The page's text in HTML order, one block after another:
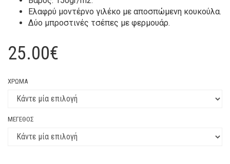
Ελαφρύ μοντέρνο γιλέκο με αποσπώμενη κουκούλα.
Δύο μπροστινές τσέπες με φερμουάρ.
25.00€
ΧΡΏΜΑ
ΜΈΓΕΘΟΣ